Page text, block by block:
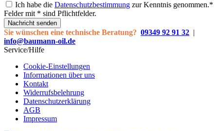
Ich habe die Datenschutzbestimmung zur Kenntnis genommen.*
Felder mit * sind Pflichtfelder.
Nachricht senden
Sie wünschen eine technische Beratung? 09349 92 91 32 |
info@baumann-oil.de
Service/Hilfe
Cookie-Einstellungen
Informationen über uns
Kontakt
Widerrufsbelehrung
Datenschutzerklärung
AGB
Impressum